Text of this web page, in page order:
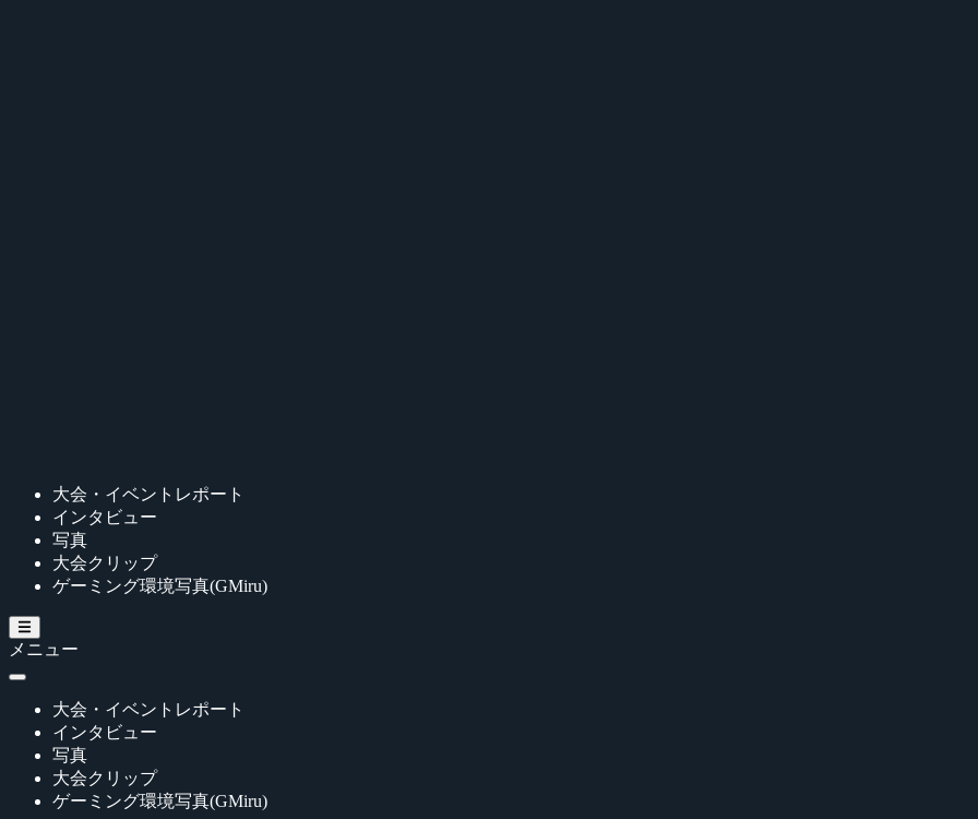
大会・イベントレポート
インタビュー
写真
大会クリップ
ゲーミング環境写真(GMiru)
メニュー
大会・イベントレポート
インタビュー
写真
大会クリップ
ゲーミング環境写真(GMiru)